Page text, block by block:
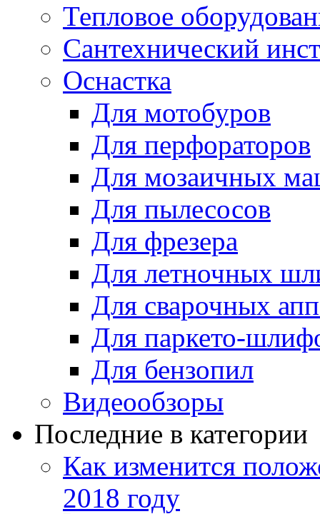
Тепловое
Сантехнический
Оснастка
Для мотобуров
Для перфораторов
Для мозаичных
Для пылесосов
Для фрезера
Для летночных
Для сварочных
Для паркето-
Для бензопил
Видеообзоры
Последние в категории
Как изменится
2018 году